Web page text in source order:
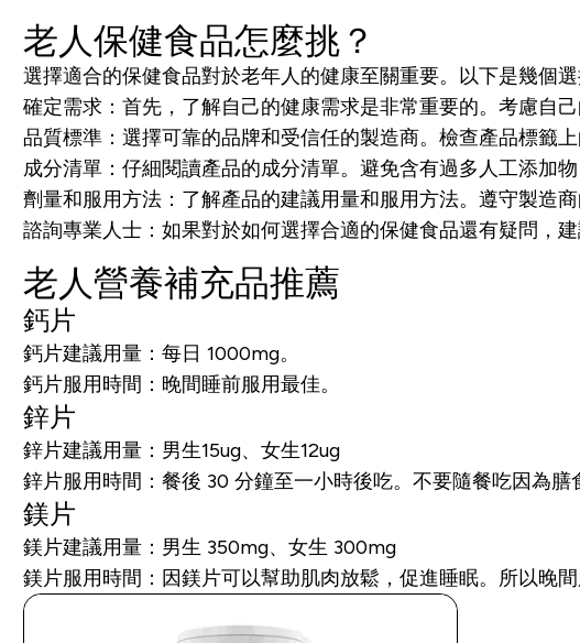
老人保健食品怎麼挑？
選擇適合的保健食品對於老年人的健康至關重要。以下是幾個選
確定需求： 首先，了解自己的健康需求是非常重要的。考慮自
品質標準： 選擇可靠的品牌和受信任的製造商。檢查產品標籤
成分清單： 仔細閱讀產品的成分清單。避免含有過多人工添加
劑量和服用方法： 了解產品的建議用量和服用方法。遵守製造
諮詢專業人士： 如果對於如何選擇合適的保健食品還有疑問，
老人營養補充品推薦
鈣片
鈣片建議用量：每日 1000mg。
鈣片服用時間：晚間睡前服用最佳。
鋅片
鋅片建議用量：男生15ug、女生12ug
鋅片服用時間：餐後 30 分鐘至一小時後吃。不要隨餐吃因為膳
鎂片
鎂片建議用量：男生 350mg、女生 300mg
鎂片服用時間：因鎂片可以幫助肌肉放鬆，促進睡眠。所以晚間